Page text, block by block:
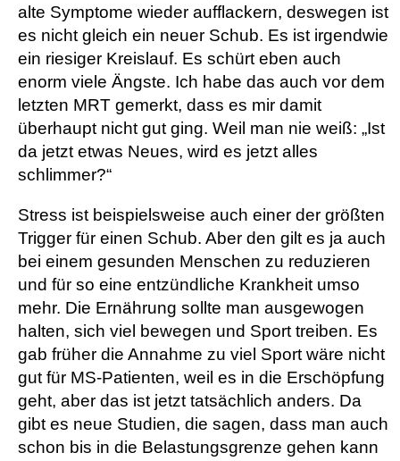
alte Symptome wieder aufflackern, deswegen ist
es nicht gleich ein neuer Schub. Es ist irgendwie
ein riesiger Kreislauf. Es schürt eben auch
enorm viele Ängste. Ich habe das auch vor dem
letzten MRT gemerkt, dass es mir damit
überhaupt nicht gut ging. Weil man nie weiß: „Ist
da jetzt etwas Neues, wird es jetzt alles
schlimmer?“
Stress ist beispielsweise auch einer der größten
Trigger für einen Schub. Aber den gilt es ja auch
bei einem gesunden Menschen zu reduzieren
und für so eine entzündliche Krankheit umso
mehr. Die Ernährung sollte man ausgewogen
halten, sich viel bewegen und Sport treiben. Es
gab früher die Annahme zu viel Sport wäre nicht
gut für MS-Patienten, weil es in die Erschöpfung
geht, aber das ist jetzt tatsächlich anders. Da
gibt es neue Studien, die sagen, dass man auch
schon bis in die Belastungsgrenze gehen kann